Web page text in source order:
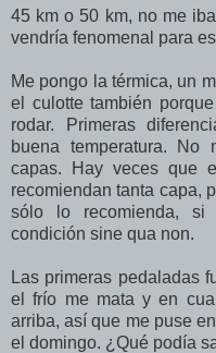
45 km o 50 km, no me
vendría fenomenal para
Me pongo la térmica, un
el culotte también
rodar. Primeras
buena temperatura. No
capas. Hay veces que
recomiendan tanta capa,
sólo lo recomienda,
condición sine qua non.
Las primeras pedaladas
el frío me mata y en
arriba, así que me puse
el domingo. ¿Qué podía